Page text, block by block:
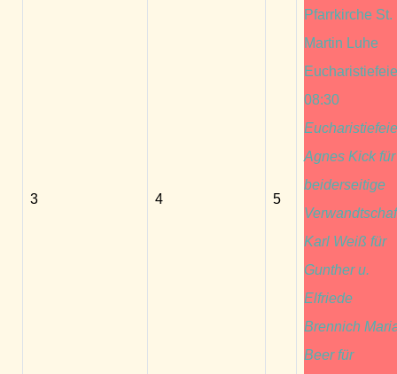
3 4 5
Pfarrkirche St.
Martin Luhe
08:30
Agnes Kick für
beiderseitige
Karl Weiß für
Gunther u.
Elfriede
Brennich
Beer für